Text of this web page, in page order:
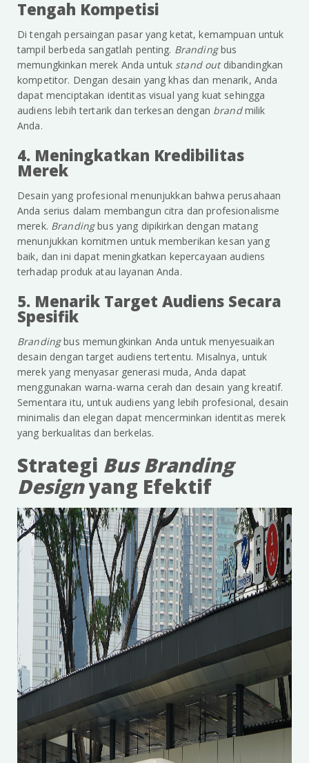
Tengah Kompetisi
Di tengah persaingan pasar yang ketat, kemampuan untuk
tampil berbeda sangatlah penting. Brandingbus
memungkinkan merek Anda untuk stand out dibandingkan
kompetitor. Dengan desain yang khas dan menarik, Anda
dapat menciptakan identitas visual yang kuat sehingga
audiens lebih tertarik dan terkesan dengan brandmilik
Anda.
4. Meningkatkan Kredibilitas
Merek
Desain yang profesional menunjukkan bahwa perusahaan
Anda serius dalam membangun citra dan profesionalisme
merek. Brandingbus yang dipikirkan dengan matang
menunjukkan komitmen untuk memberikan kesan yang
baik, dan ini dapat meningkatkan kepercayaan audiens
terhadap produk atau layanan Anda.
5. Menarik Target Audiens Secara
Spesifik
Brandingbus memungkinkan Anda untuk menyesuaikan
desain dengan target audiens tertentu. Misalnya, untuk
merek yang menyasar generasi muda, Anda dapat
menggunakan warna-warna cerah dan desain yang kreatif.
Sementara itu, untuk audiens yang lebih profesional, desain
minimalis dan elegan dapat mencerminkan identitas merek
yang berkualitas dan berkelas.
Strategi Bus Branding
Designyang Efektif